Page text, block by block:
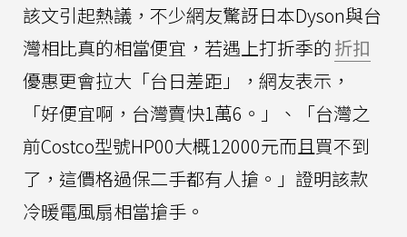
該文引起熱議，不少網友驚訝日本Dyson與台
灣相比真的相當便宜，若遇上打折季的折扣
優惠更會拉大「台日差距」，網友表示，
「好便宜啊，台灣賣快1萬6。」、「台灣之
前Costco型號HP00大概12000元而且買不到
了，這價格過保二手都有人搶。」證明該款
冷暖電風扇相當搶手。